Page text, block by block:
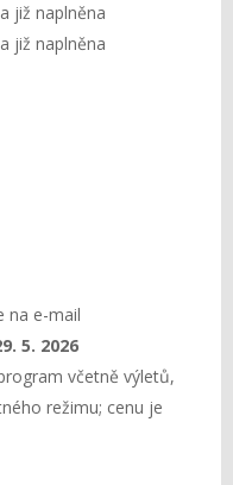
již naplněna
již naplněna
na e-mail
5. 2026
včetně výletů,
režimu; cenu je